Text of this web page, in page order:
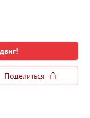
Поделиться